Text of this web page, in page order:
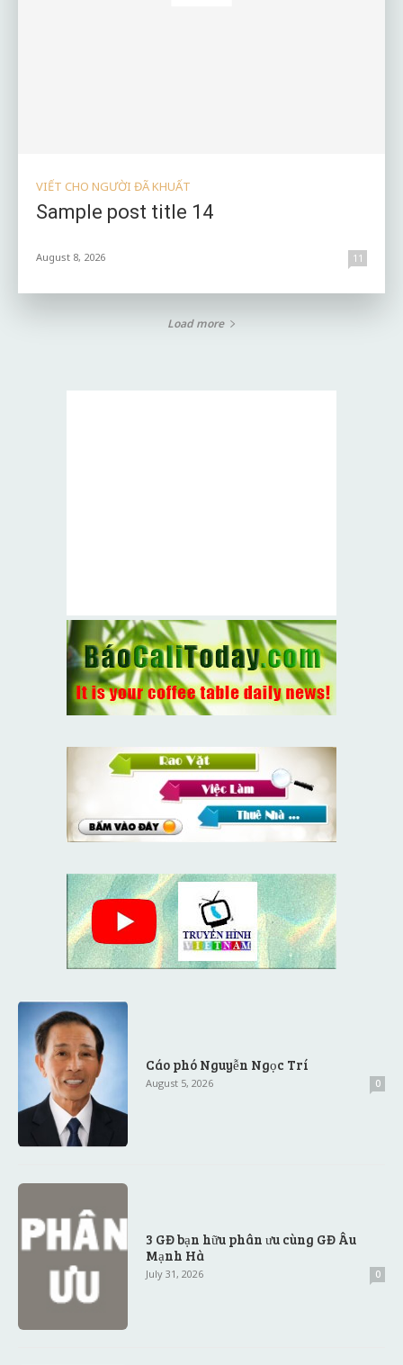
VIẾT CHO NGƯỜI ĐÃ KHUẤT
Sample post title 14
August 8, 2026 11
Load more
Cáo phó Nguyễn Ngọc Trí
August 5, 2026 0
3 GĐ bạn hữu phân ưu cùng GĐ Âu
Mạnh Hà
July 31, 2026 0